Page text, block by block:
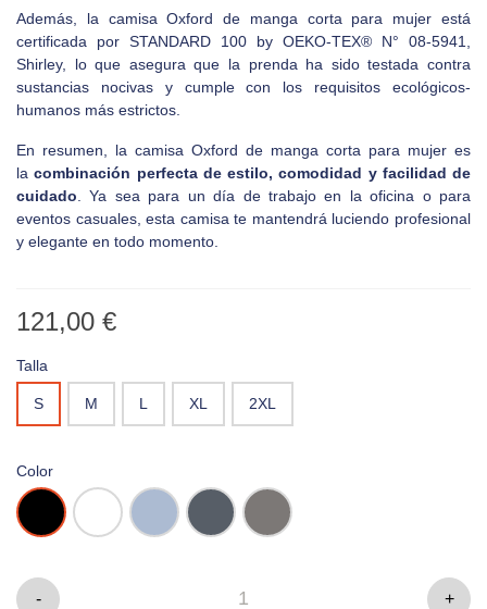
Además, la camisa Oxford de manga corta para mujer está
certificada por STANDARD 100 by OEKO-TEX® N° 08-5941,
Shirley, lo que asegura que la prenda ha sido testada contra
sustancias nocivas y cumple con los requisitos ecológicos-
humanos más estrictos.
En resumen, la camisa Oxford de manga corta para mujer es
lacombinación perfecta de estilo, comodidad y facilidad de
cuidado . Ya sea para un día de trabajo en la oficina o para
eventos casuales, esta camisa te mantendrá luciendo profesional
y elegante en todo momento.
121,00 €
Talla
S M L XL 2XL
Color
Negro
Blanco
Oxford
Blue
Oxford
Navy
Oxford
Silver
- +